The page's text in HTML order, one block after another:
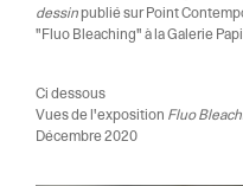
dessinpublié sur Point
"Fluo Bleaching" à la Galerie
Ci dessous
Vues de l'exposition Fluo
Décembre 2020